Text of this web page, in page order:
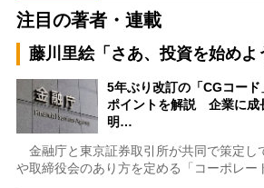
注目の著者・連載
藤川里絵「さあ、投資を始めよ
5年ぶり改訂の「CGコー
ポイントを解説 企業に成
明…
金融庁と東京証券取引所が共同で策定し
や取締役会のあり方を定める「コーポレー